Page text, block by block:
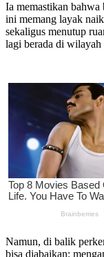
Ia memastikan
ini memang layak
sekaligus menutup
lagi berada di wilayah
Namun, di balik
bisa diabaikan: